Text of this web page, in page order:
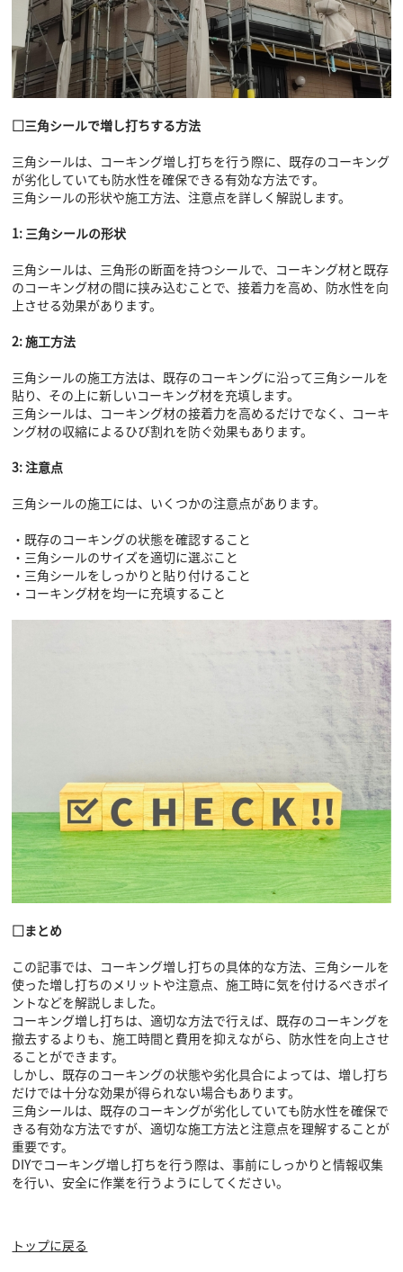
□三角シールで増し打ちする方法
三角シールは、コーキング増し打ちを行う際に、既存のコーキング
が劣化していても防水性を確保できる有効な方法です。
三角シールの形状や施工方法、注意点を詳しく解説します。
1: 三角シールの形状
三角シールは、三角形の断面を持つシールで、コーキング材と既存
のコーキング材の間に挟み込むことで、接着力を高め、防水性を向
上させる効果があります。
2: 施工方法
三角シールの施工方法は、既存のコーキングに沿って三角シールを
貼り、その上に新しいコーキング材を充填します。
三角シールは、コーキング材の接着力を高めるだけでなく、コーキ
ング材の収縮によるひび割れを防ぐ効果もあります。
3: 注意点
三角シールの施工には、いくつかの注意点があります。
・既存のコーキングの状態を確認すること
・三角シールのサイズを適切に選ぶこと
・三角シールをしっかりと貼り付けること
・コーキング材を均一に充填すること
□まとめ
この記事では、コーキング増し打ちの具体的な方法、三角シールを
使った増し打ちのメリットや注意点、施工時に気を付けるべきポイ
ントなどを解説しました。
コーキング増し打ちは、適切な方法で行えば、既存のコーキングを
撤去するよりも、施工時間と費用を抑えながら、防水性を向上させ
ることができます。
しかし、既存のコーキングの状態や劣化具合によっては、増し打ち
だけでは十分な効果が得られない場合もあります。
三角シールは、既存のコーキングが劣化していても防水性を確保で
きる有効な方法ですが、適切な施工方法と注意点を理解することが
重要です。
DIYでコーキング増し打ちを行う際は、事前にしっかりと情報収集
を行い、安全に作業を行うようにしてください。
トップに戻る